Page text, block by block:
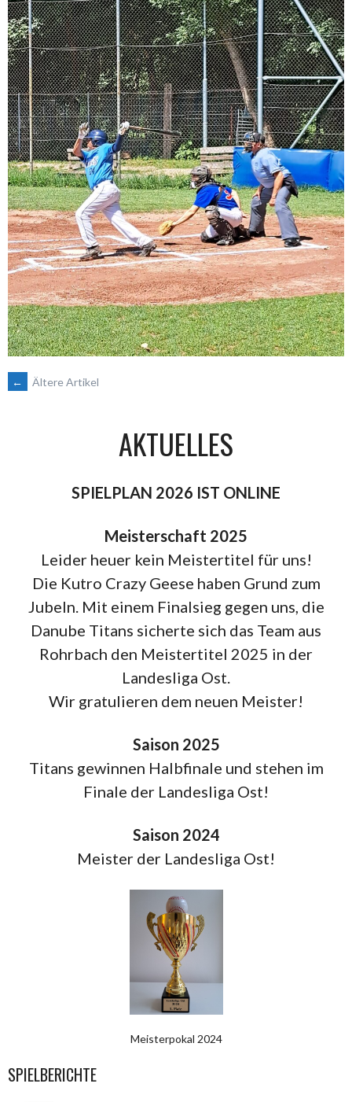
BEITRAGSNAVIGATION
← Ältere Artikel
AKTUELLES
SPIELPLAN 2026 IST ONLINE
Meisterschaft 2025
Leider heuer kein Meistertitel für uns!
Die Kutro Crazy Geese haben Grund zum
Jubeln. Mit einem Finalsieg gegen uns, die
Danube Titans sicherte sich das Team aus
Rohrbach den Meistertitel 2025 in der
Landesliga Ost.
Wir gratulieren dem neuen Meister!
Saison 2025
Titans gewinnen Halbfinale und stehen im
Finale der Landesliga Ost!
Saison 2024
Meister der Landesliga Ost!
Meisterpokal 2024
SPIELBERICHTE